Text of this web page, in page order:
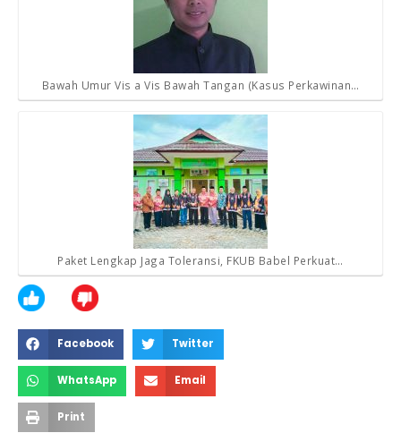
Bawah Umur Vis a Vis Bawah Tangan (Kasus Perkawinan…
Paket Lengkap Jaga Toleransi, FKUB Babel Perkuat…
Facebook Twitter
WhatsApp Email
Print